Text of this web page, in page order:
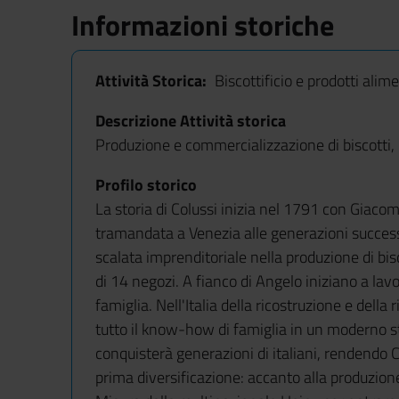
Informazioni storiche
Attività Storica Biscottificio e prodotti
Descrizione Attività storica
Produzione e commercializzazione di
Profilo storico
La storia di Colussi inizia nel 1791 con
tramandata a Venezia alle generazioni
scalata imprenditoriale nella produzione di
di 14 negozi. A fianco di Angelo iniziano a
famiglia. Nell'Italia della ricostruzione e della
tutto il know-how di famiglia in un moderno
conquisterà generazioni di italiani, rendendo
prima diversificazione: accanto alla